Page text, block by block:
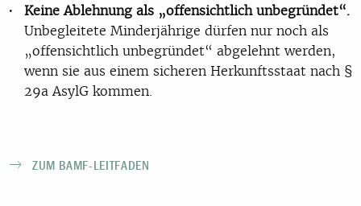
Keine Ablehnung als „offensichtlich unbegründet“.
Unbegleitete Minderjährige dürfen nur noch als
„offensichtlich unbegründet“ abgelehnt werden,
wenn sie aus einem sicheren Herkunftsstaat nach §
29a AsylG kommen.
ZUM BAMF-LEITFADEN